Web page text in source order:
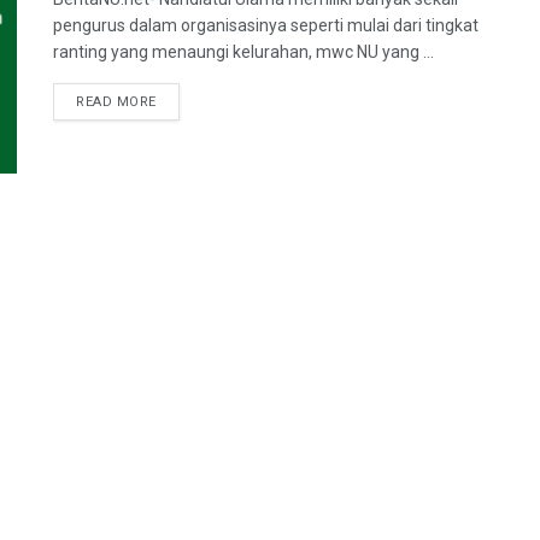
pengurus dalam organisasinya seperti mulai dari tingkat
ranting yang menaungi kelurahan, mwc NU yang ...
READ MOREDETAILS